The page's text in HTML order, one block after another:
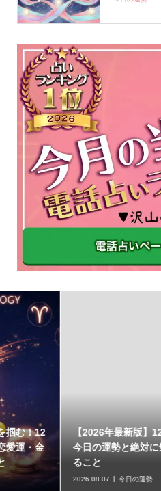
【2026年最新版】12星座別
今日の運勢と絶対に気をつけ
ること
今日の運勢